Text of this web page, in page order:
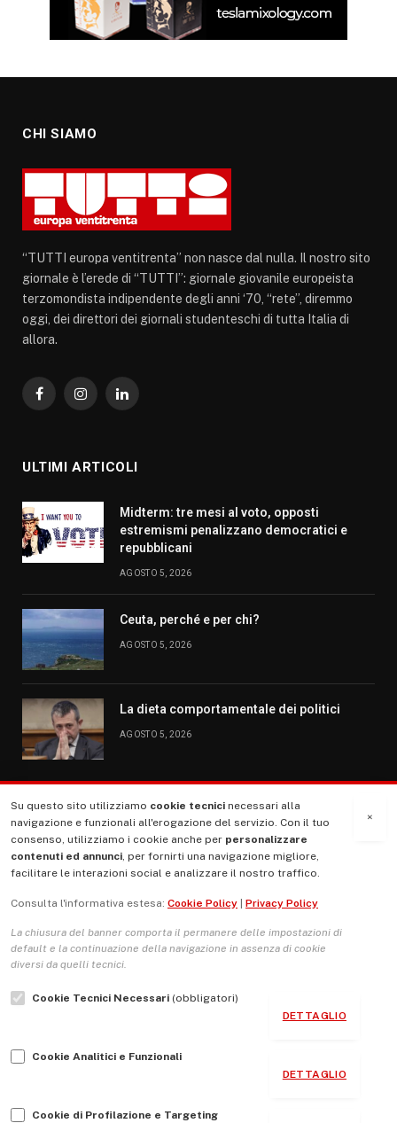
CHI SIAMO
“TUTTI europa ventitrenta” non nasce dal nulla. Il nostro sito
giornale è l’erede di “TUTTI”: giornale giovanile europeista
terzomondista indipendente degli anni ‘70, “rete”, diremmo
oggi, dei direttori dei giornali studenteschi di tutta Italia di
allora.
FacebookInstagramLinkedIn
ULTIMI ARTICOLI
Midterm: tre mesi al voto, opposti
estremismi penalizzano democratici e
repubblicani
AGOSTO 5, 2026
Ceuta, perché e per chi?
AGOSTO 5, 2026
La dieta comportamentale dei politici
AGOSTO 5, 2026
MENU
La Nostra Storia
Le Copertine
L’Associazione
Indirizzo Socio Politico Culturale
Guida per le autrici e gli autori
×
Su questo sito utilizziamo cookie tecnici necessari alla
navigazione e funzionali all'erogazione del servizio. Con il tuo
consenso, utilizziamo i cookie anche per personalizzare
contenuti ed annunci, per fornirti una navigazione migliore,
facilitare le interazioni social e analizzare il nostro traffico.
Consulta l'informativa estesa: Cookie Policy Privacy Policy
La chiusura del banner comporta il permanere delle impostazioni di
default e la continuazione della navigazione in assenza di cookie
diversi da quelli tecnici.
Cookie Tecnici Necessari (obbligatori)
DETTAGLIO
Cookie Analitici e Funzionali
DETTAGLIO
Cookie di Profilazione e Targeting